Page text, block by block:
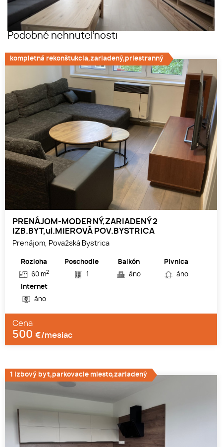
Podobné nehnuteľnosti
PRENÁJOM-MODERNÝ,ZARIADENÝ 2
IZB.BYT,ul.MIEROVÁ POV.BYSTRICA
Prenájom, Považská Bystrica
Rozloha
60 m2
Poschodie
1
Balkón
áno
Pivnica
áno
Internet
áno
Cena
500 €/mesiac
kompletná rekonštukcia,zariadený,priestranný
1 izbový byt,parkovacie miesto,zariadený